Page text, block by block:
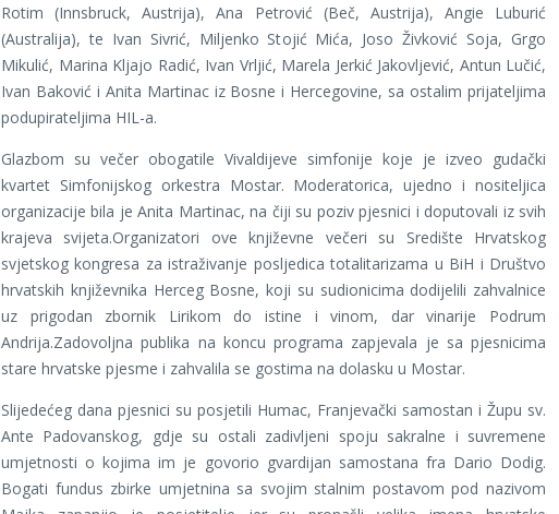
Rotim (Innsbruck, Austrija), Ana Petrović (Beč, Austrija), Angie Luburić
(Australija), te Ivan Sivrić, Miljenko Stojić Mića, Joso Živković Soja, Grgo
Mikulić, Marina Kljajo Radić, Ivan Vrljić, Marela Jerkić Jakovljević, Antun Lučić,
Ivan Baković i Anita Martinac iz Bosne i Hercegovine, sa ostalim prijateljima
podupirateljima HIL-a.
Glazbom su večer obogatile Vivaldijeve simfonije koje je izveo gudački
kvartet Simfonijskog orkestra Mostar. Moderatorica, ujedno i nositeljica
organizacije bila je Anita Martinac, na čiji su poziv pjesnici i doputovali iz svih
krajeva svijeta.Organizatori ove književne večeri su Središte Hrvatskog
svjetskog kongresa za istraživanje posljedica totalitarizama u BiH i Društvo
hrvatskih književnika Herceg Bosne, koji su sudionicima dodijelili zahvalnice
uz prigodan zbornik Lirikom do istine i vinom, dar vinarije Podrum
Andrija.Zadovoljna publika na koncu programa zapjevala je sa pjesnicima
stare hrvatske pjesme i zahvalila se gostima na dolasku u Mostar.
Slijedećeg dana pjesnici su posjetili Humac, Franjevački samostan i Župu sv.
Ante Padovanskog, gdje su ostali zadivljeni spoju sakralne i suvremene
umjetnosti o kojima im je govorio gvardijan samostana fra Dario Dodig.
Bogati fundus zbirke umjetnina sa svojim stalnim postavom pod nazivom